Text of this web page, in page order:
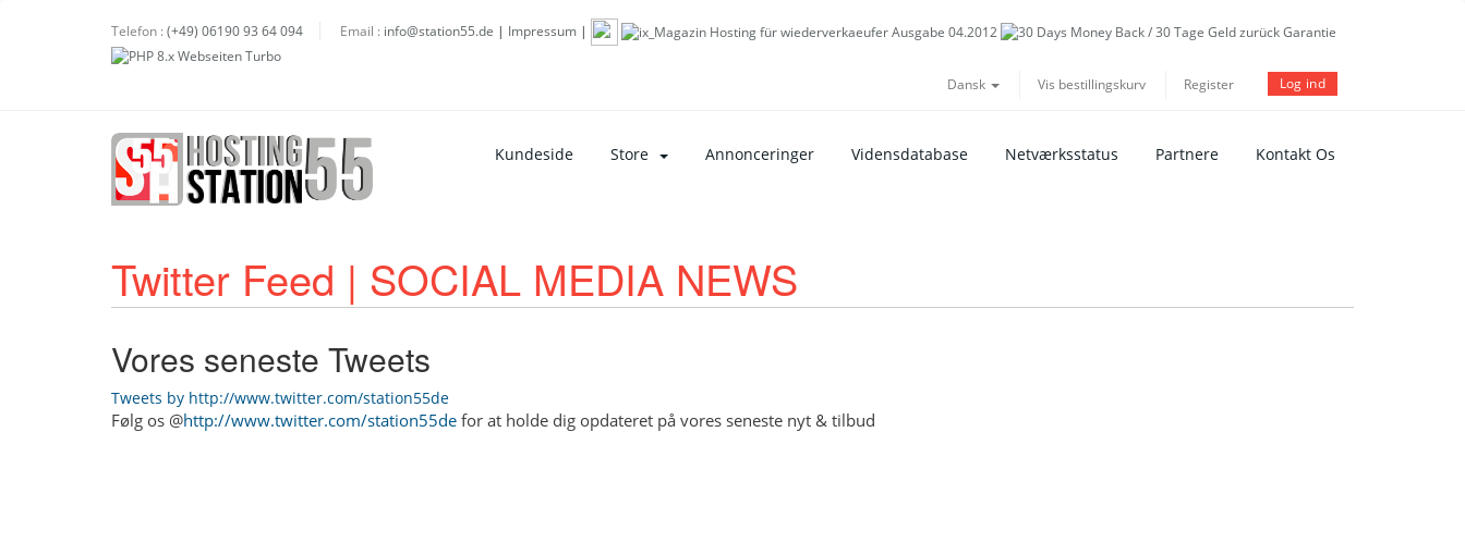
Telefon : (+49) 06190 93 64 094 Email : info@station55.de | Impressum |
Dansk Vis bestillingskurv Register Log ind
Kundeside Store Annonceringer Vidensdatabase Netværksstatus Partnere Kontakt Os
Twitter Feed | SOCIAL MEDIA NEWS
Vores seneste Tweets
Tweets by http://www.twitter.com/station55de
Følg os @http://www.twitter.com/station55de for at holde dig opdateret på vores seneste nyt & tilbud